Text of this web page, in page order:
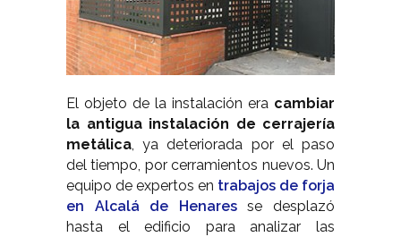
El objeto de la instalación era cambiar
la antigua instalación de cerrajería
metálica, ya deteriorada por el paso
del tiempo, por cerramientos nuevos. Un
equipo de expertos en trabajos de forja
en Alcalá de Henaresse desplazó
hasta el edificio para analizar las